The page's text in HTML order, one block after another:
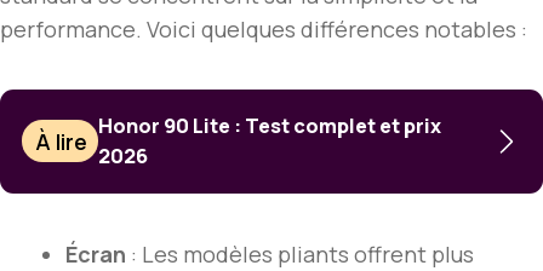
performance. Voici quelques différences notables :
À lire
Honor 90 Lite : Test complet et prix
2026
Écran : Les modèles pliants offrent plus